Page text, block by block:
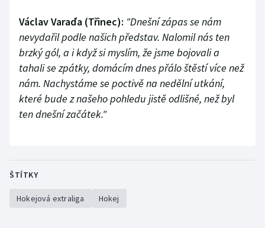
Václav Varaďa (Třinec): "Dnešní zápas se nám
nevydařil podle našich představ. Nalomil nás ten
brzký gól, a i když si myslím, že jsme bojovali a
tahali se zpátky, domácím dnes přálo štěstí více než
nám. Nachystáme se poctivě na nedělní utkání,
které bude z našeho pohledu jistě odlišné, než byl
ten dnešní začátek."
ŠTÍTKY
Hokejová extraliga Hokej